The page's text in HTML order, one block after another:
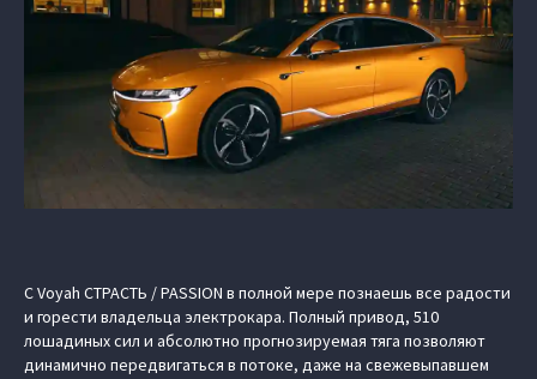
С Voyah СТРАСТЬ / PASSION в полной мере познаешь все радости
и горести владельца электрокара. Полный привод, 510
лошадиных сил и абсолютно прогнозируемая тяга позволяют
динамично передвигаться в потоке, даже на свежевыпавшем